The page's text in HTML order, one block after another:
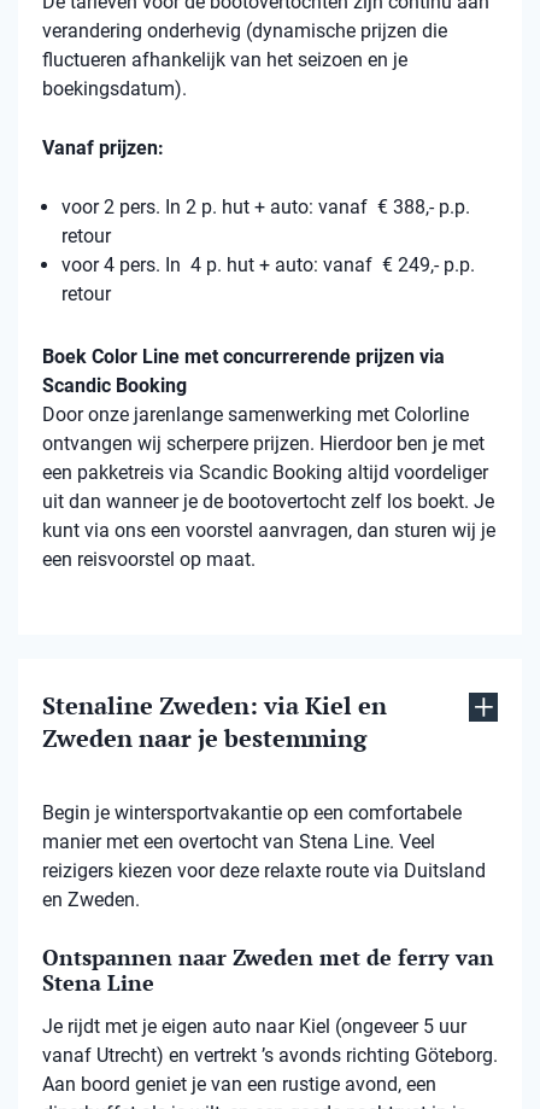
verandering onderhevig (dynamische prijzen die
fluctueren afhankelijk van het seizoen en je
boekingsdatum).
Vanaf prijzen:
voor 2 pers. In 2 p. hut + auto: vanaf € 388,- p.p.
retour
voor 4 pers. In 4 p. hut + auto: vanaf € 249,- p.p.
retour
Boek Color Line met concurrerende prijzen via
Scandic Booking
Door onze jarenlange samenwerking met Colorline
ontvangen wij scherpere prijzen. Hierdoor ben je met
een pakketreis via Scandic Booking altijd voordeliger
uit dan wanneer je de bootovertocht zelf los boekt. Je
kunt via ons een voorstel aanvragen, dan sturen wij je
een reisvoorstel op maat.
Stenaline Zweden: via Kiel en
Zweden naar je bestemming
Begin je wintersportvakantie op een comfortabele
manier met een overtocht van Stena Line. Veel
reizigers kiezen voor deze relaxte route via Duitsland
en Zweden.
Ontspannen naar Zweden met de ferry van
Stena Line
Je rijdt met je eigen auto naar Kiel (ongeveer 5 uur
vanaf Utrecht) en vertrekt ’s avonds richting Göteborg.
Aan boord geniet je van een rustige avond, een